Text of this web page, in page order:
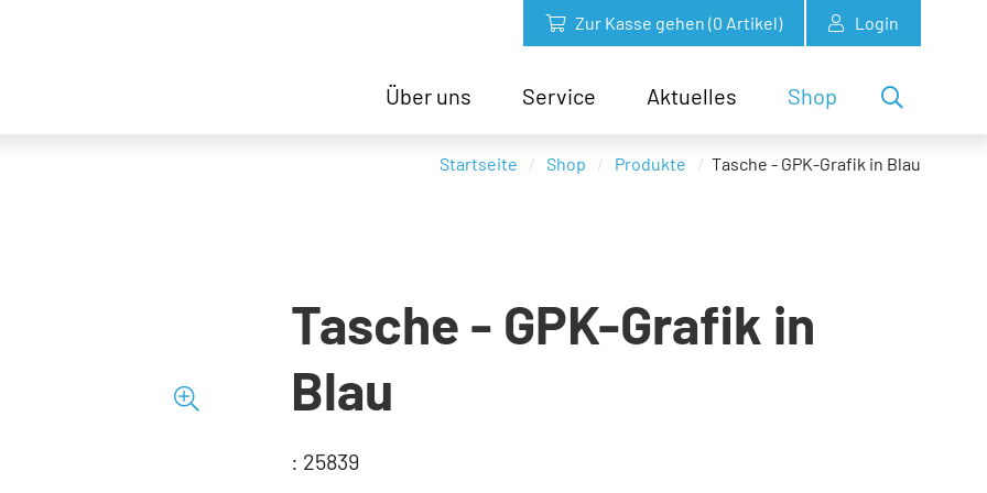
Zur Kasse gehen (0 Artikel) Login
Über uns Service Aktuelles Shop
Startseite Shop Produkte Tasche - GPK-Grafik in Blau
Tasche - GPK-Grafik in
Blau
: 25839